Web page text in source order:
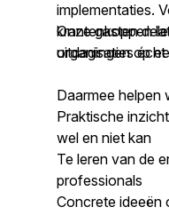
implementaties.
krantenkoppen
organisaties
Onze gasten
uitdagingen op
Daarmee helpen
Praktische
wel en niet kan
Te leren van de
professionals
Concrete ideeën